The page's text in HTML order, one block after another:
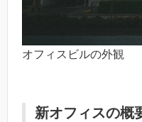
オフィスビルの外観
新オフィスの概